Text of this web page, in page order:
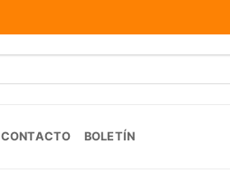
CONTACTO BOLETÍN